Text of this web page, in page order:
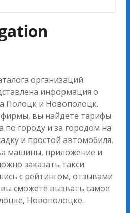
организаций
информация о
Полоцк и Новополоцк.
фирмы, вы найдете тарифы
по городу и за городом на
и простой автомобиля,
машины, приложение и
заказать такси
с рейтингом, отзывами
сможете вызвать самое
Новополоцке.